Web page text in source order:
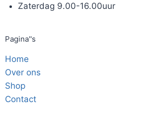
Zaterdag 9.00-16.00uur
Pagina''s
Home
Over ons
Shop
Contact